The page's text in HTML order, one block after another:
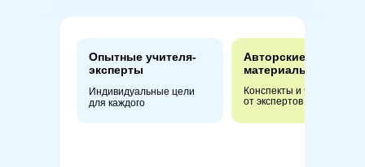
Опытные учителя-
эксперты
Конспекты и чек-листы
от экспертов
Индивидуальные цели
для каждого
Авторские
материалы